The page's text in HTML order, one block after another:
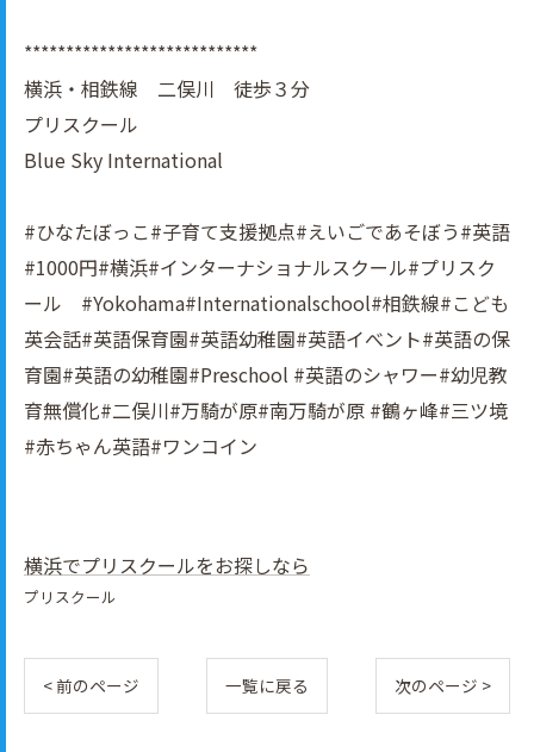
****************************
横浜・相鉄線 二俣川 徒歩３分
プリスクール
Blue Sky International
#ひなたぼっこ#子育て支援拠点#えいごであそぼう#英語
#1000円#横浜#インターナショナルスクール#プリスク
ール #Yokohama#Internationalschool#相鉄線#こども
英会話#英語保育園#英語幼稚園#英語イべント#英語の保
育園#英語の幼稚園#Preschool #英語のシャワー#幼児教
育無償化#二俣川#万騎が原#南万騎が原 #鶴ヶ峰#三ツ境
#赤ちゃん英語#ワンコイン
横浜でプリスクールをお探しなら
プリスクール
< 前のページ 一覧に戻る 次のページ >